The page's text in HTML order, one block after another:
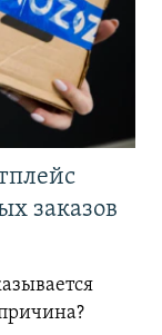
заказов